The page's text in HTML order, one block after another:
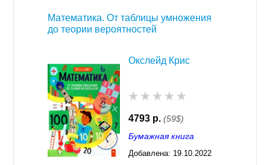
Математика. От таблицы умножения
до теории вероятностей
Окслейд Крис
4793 р. (59$)
Бумажная книга
Добавлена: 19.10.2022